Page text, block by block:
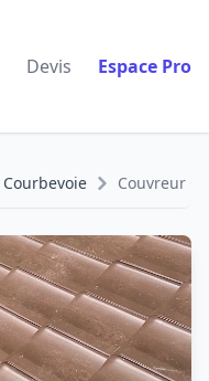
Devis Espace Pro
Courbevoie Couvreur